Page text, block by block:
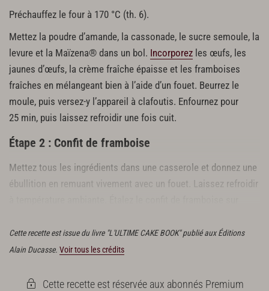
Préchauffez le four à 170 °C (th. 6).
Mettez la poudre d’amande, la cassonade, le sucre semoule, la
levure et la Maïzena® dans un bol. Incorporez les œufs, les
jaunes d’œufs, la crème fraîche épaisse et les framboises
fraîches en mélangeant bien à l’aide d’un fouet. Beurrez le
moule, puis versez-y l’appareil à clafoutis. Enfournez pour
25 min, puis laissez refroidir une fois cuit.
Étape 2 : Confit de framboise
Mettez tous les ingrédients dans une casserole et donnez une
ébullition en remuant vivement avec un fouet. Laissez refroidir
Cette recette est issue du livre "L'ULTIME CAKE BOOK" publié aux Éditions
Alain Ducasse. Voir tous les crédits
Cette recette est réservée aux abonnés Premium